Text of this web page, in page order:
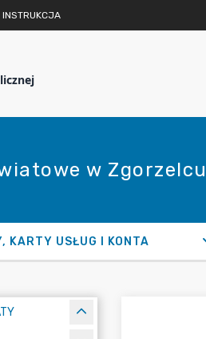
INSTRUKCJA
w Zgorzelcu
KARTY USŁUG I KONTA